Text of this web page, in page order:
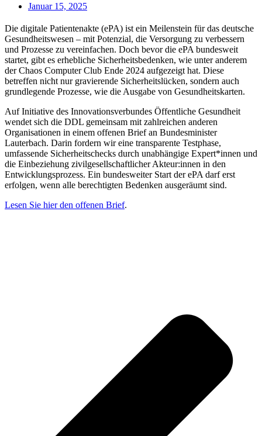
Januar 15, 2025
Die digitale Patientenakte (ePA) ist ein Meilenstein für das deutsche
Gesundheitswesen – mit Potenzial, die Versorgung zu verbessern
und Prozesse zu vereinfachen. Doch bevor die ePA bundesweit
startet, gibt es erhebliche Sicherheitsbedenken, wie unter anderem
der Chaos Computer Club Ende 2024 aufgezeigt hat. Diese
betreffen nicht nur gravierende Sicherheitslücken, sondern auch
grundlegende Prozesse, wie die Ausgabe von Gesundheitskarten.
Auf Initiative des Innovationsverbundes Öffentliche Gesundheit
wendet sich die DDL gemeinsam mit zahlreichen anderen
Organisationen in einem offenen Brief an Bundesminister
Lauterbach. Darin fordern wir eine transparente Testphase,
umfassende Sicherheitschecks durch unabhängige Expert*innen und
die Einbeziehung zivilgesellschaftlicher Akteur:innen in den
Entwicklungsprozess. Ein bundesweiter Start der ePA darf erst
erfolgen, wenn alle berechtigten Bedenken ausgeräumt sind.
Lesen Sie hier den offenen Brief.